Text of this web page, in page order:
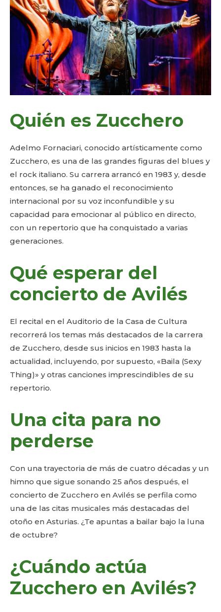
Quién es Zucchero
Adelmo Fornaciari, conocido artísticamente como
Zucchero, es una de las grandes figuras del blues y
el rock italiano. Su carrera arrancó en 1983 y, desde
entonces, se ha ganado el reconocimiento
internacional por su voz inconfundible y su
capacidad para emocionar al público en directo,
con un repertorio que ha conquistado a varias
generaciones.
Qué esperar del
concierto de Avilés
El recital en el Auditorio de la Casa de Cultura
recorrerá los temas más destacados de la carrera
de Zucchero, desde sus inicios en 1983 hasta la
actualidad, incluyendo, por supuesto, «Baila (Sexy
Thing)» y otras canciones imprescindibles de su
repertorio.
Una cita para no
perderse
Con una trayectoria de más de cuatro décadas y un
himno que sigue sonando 25 años después, el
concierto de Zucchero en Avilés se perfila como
una de las citas musicales más destacadas del
otoño en Asturias. ¿Te apuntas a bailar bajo la luna
de octubre?
¿Cuándo actúa
Zucchero en Avilés?